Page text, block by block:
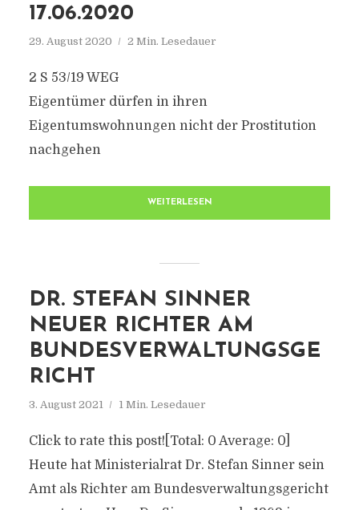
17.06.2020
29. August 2020 2 Min. Lesedauer
2 S 53/19 WEG
Eigentümer dürfen in ihren
Eigentumswohnungen nicht der Prostitution
nachgehen
WEITERLESEN
DR. STEFAN SINNER
NEUER RICHTER AM
BUNDESVERWALTUNGSGE
RICHT
3. August 2021 1 Min. Lesedauer
Click to rate this post![Total: 0 Average: 0]
Heute hat Ministerialrat Dr. Stefan Sinner sein
Amt als Richter am Bundesverwaltungsgericht